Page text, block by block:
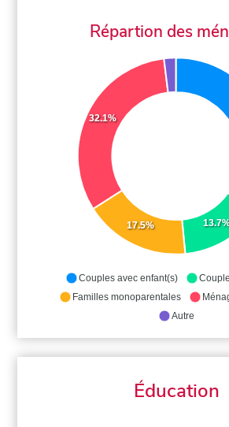
Répartion des
17.5%
32.1%
Couples avec enfant(s)
Familles monoparentales
Autre
Éducation